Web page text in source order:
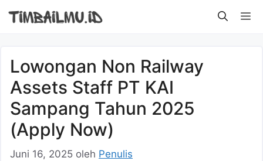
Lowongan Non Railway
Assets Staff PT KAI
Sampang Tahun 2025
(Apply Now)
Juni 16, 2025 oleh Penulis